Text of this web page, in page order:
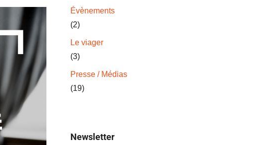
Évènements
(2)
Le viager
(3)
Presse / Médias
(19)
Newsletter